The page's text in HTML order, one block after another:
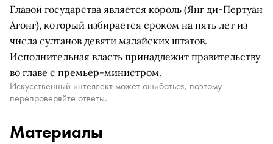
Главой государства является король (Янг ди-Пертуан
Агонг), который избирается сроком на пять лет из
числа султанов девяти малайских штатов.
Исполнительная власть принадлежит правительству
во главе с премьер-министром.
Искусственный интеллект может ошибаться, поэтому
перепроверяйте ответы.
Материалы